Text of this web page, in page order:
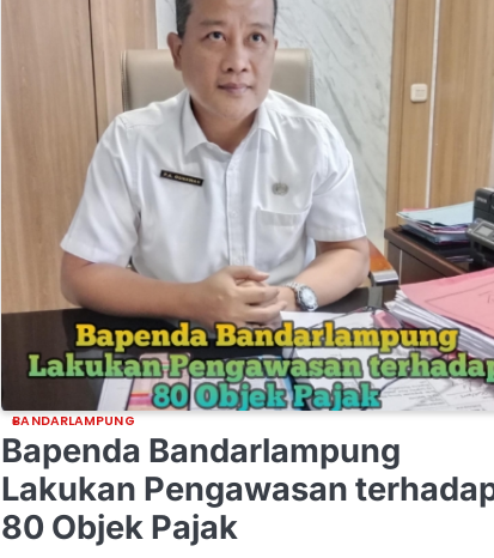
BANDARLAMPUNG
Bapenda Bandarlampung
Lakukan Pengawasan
80 Objek Pajak